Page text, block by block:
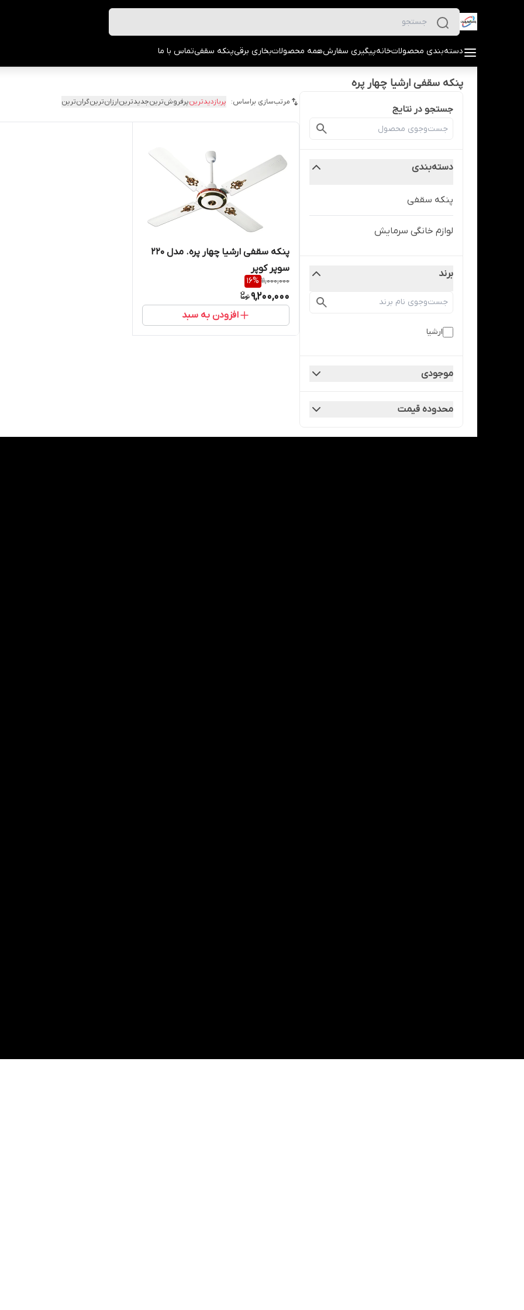
دسته‌بندی محصولاتخانهپیگیری سفارشهمه محصولاتبخاری برقیپنکه سقفیتماس با ما
پنکه سقفی ارشیا چهار پره
جستجو در نتایج
دسته‌بندی
پنکه سقفی
لوازم خانگی سرمایش
برند
ارشیا
موجودی
محدوده قیمت
مرتب‌سازی براساس: پربازدیدترینپرفروش‌ترینجدیدترینارزان‌ترینگران‌ترین
پنکه سقفی ارشیا چهار پره. مدل 220
سوپر کوپر
11,000,000
16%
9,200,000
افزودن به سبد